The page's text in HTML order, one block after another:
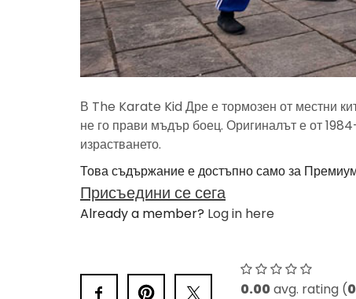
В The Karate Kid Дре е тормозен от местни
не го прави мъдър боец. Оригиналът е от
израстването.
Това съдържание е достъпно само за
Присъедини се сега
Already a member? Log in here
0.00avg. rating (0